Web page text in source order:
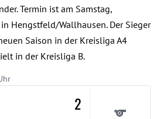
Termin ist am Samstag,
Hengstfeld/Wallhausen. Der Sieger
Saison in der Kreisliga A4
in der Kreisliga B.
2